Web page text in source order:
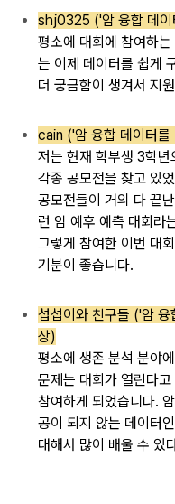
shj0325 ('암 융합 데이
평소에 대회에 참여하는
는 이제 데이터를 쉽게
더 궁금함이 생겨서 지
cain ('암 융합 데이터를
저는 현재 학부생 3학년
각종 공모전을 찾고 있
공모전들이 거의 다 끝난
런 암 예후 예측 대회라
그렇게 참여한 이번 대
기분이 좋습니다.
섭섭이와 친구들 ('암
상)
평소에 생존 분석 분야
문제는 대회가 열린다고
참여하게 되었습니다.
공이 되지 않는 데이터
대해서 많이 배울 수 있